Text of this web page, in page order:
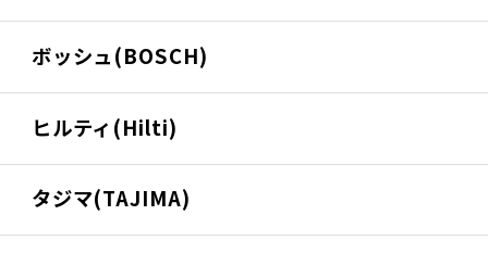
ボッシュ(BOSCH)
ヒルティ(Hilti)
タジマ(TAJIMA)